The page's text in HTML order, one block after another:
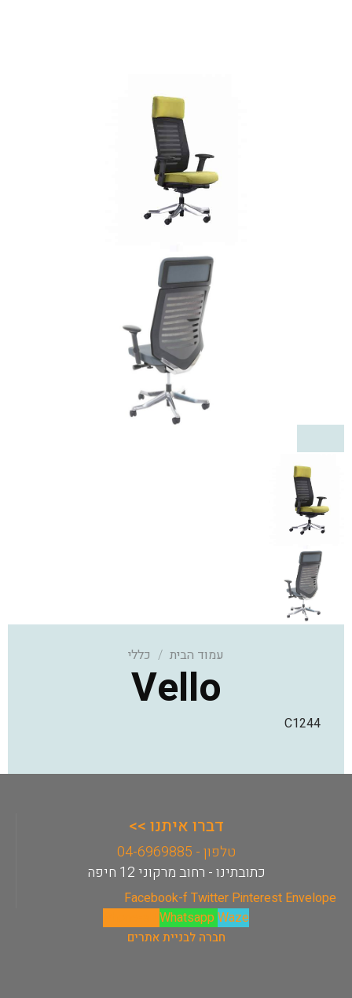
עמוד הבית / כללי
Vello
C1244
דברו איתנו >>
טלפון - 04-6969885
כתובתינו - רחוב מרקוני 12 חיפה
Facebook-f Twitter Pinterest Envelope
WhatsappWaze
חברה לבניית אתרים